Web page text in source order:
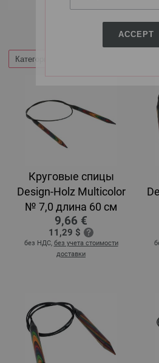
ACCEPT
Категории
Круговые спицы
Design-Holz Multicolor
№ 7,0 длина 60 см
9,66 €
11,29 $
без НДС, без учета стоимости
доставки